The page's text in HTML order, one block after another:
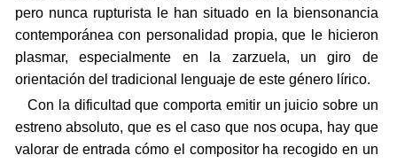
pero nunca rupturista le han situado en la biensonancia
contemporánea con personalidad propia, que le hicieron
plasmar, especialmente en la zarzuela, un giro de
orientación del tradicional lenguaje de este género lírico.
Con la dificultad que comporta emitir un juicio sobre un
estreno absoluto, que es el caso que nos ocupa, hay que
valorar de entrada cómo el compositor ha recogido en un